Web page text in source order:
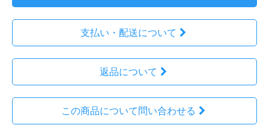
支払い・配送について
返品について
この商品について問い合わせる